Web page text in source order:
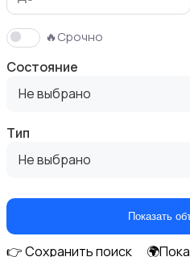
Будущим мамам
🔥Срочно
Состояние
Не выбрано
Тип
Не выбрано
Показать
👉 Сохранить поиск